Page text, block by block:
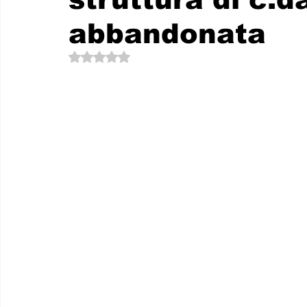
Le memorie di donna Prizzita. Un ro
abbandonata
Valutazione NaN stelle su 5.